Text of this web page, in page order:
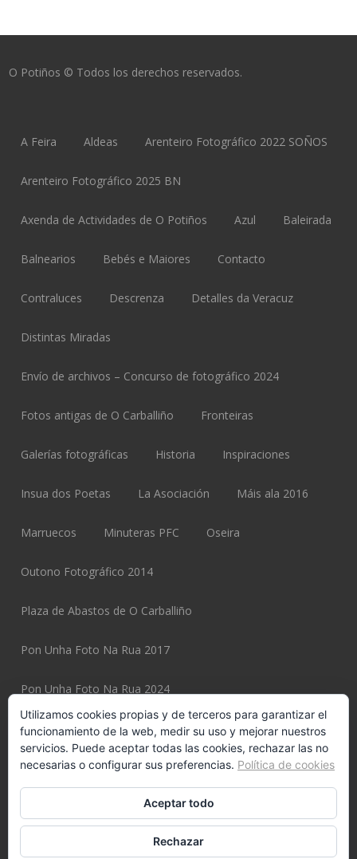
O Potiños © Todos los derechos reservados.
A Feira Aldeas Arenteiro Fotográfico 2022 SOÑOS
Arenteiro Fotográfico 2025 BN
Axenda de Actividades de O Potiños Azul Baleirada
Balnearios Bebés e Maiores Contacto
Contraluces Descrenza Detalles da Veracuz
Distintas Miradas
Envío de archivos – Concurso de fotográfico 2024
Fotos antigas de O Carballiño Fronteiras
Galerías fotográficas Historia Inspiraciones
Insua dos Poetas La Asociación Máis ala 2016
Marruecos Minuteras PFC Oseira
Outono Fotográfico 2014
Plaza de Abastos de O Carballiño
Pon Unha Foto Na Rua 2017
Pon Unha Foto Na Rua 2024
Pon Unha Foto Na Rua 2025
Pon Unha Foto Na Rua 2025 Page Potiexpo 2020
Potiexpo 2024
Potiños
Utilizamos cookies propias y de terceros para garantizar el
funcionamiento de la web, medir su uso y mejorar nuestros
servicios. Puede aceptar todas las cookies, rechazar las no
necesarias o configurar sus preferencias. Política de cookies
Aceptar todo
Rechazar